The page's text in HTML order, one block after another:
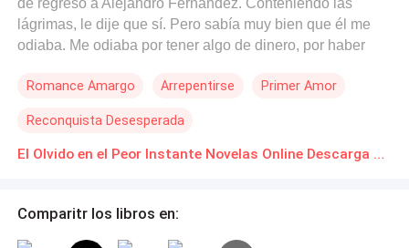
de regreso a Alejandro Fernández. Conteniendo las
lágrimas, le dije que sí. Pero sabía muy bien que él me
odiaba. Me odiaba por tener algo de dinero, por haber
diosa. Así que nadie pudo impedir que Alejandro fuera a
¿podrías ser un poco más comprensiva con eso? En
medio de una risa familiar y coqueta, Alejandro colgó
los ojos. Después de cumplir con las últimas voluntades
Romance Amargo Arrepentirse Primer Amor
Reconquista Desesperada
El Olvido en el Peor Instante Novelas Online Descarga gratuita de PDF
Comparitr los libros en: